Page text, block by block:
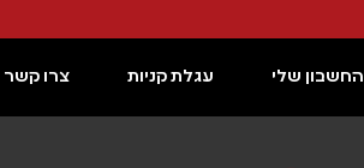
החשבון שלי עגלת קניות צרו קשר